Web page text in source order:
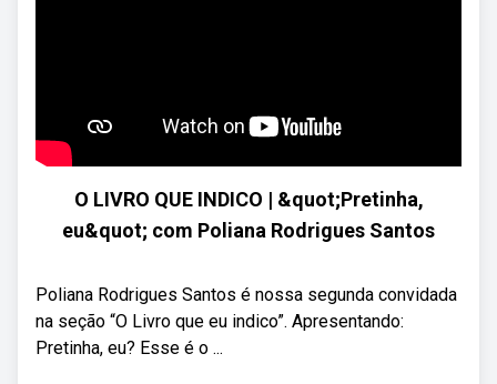
O LIVRO QUE INDICO | &quot;Pretinha,
eu&quot; com Poliana Rodrigues Santos
Poliana Rodrigues Santos é nossa segunda convidada
na seção “O Livro que eu indico”. Apresentando:
Pretinha, eu? Esse é o ...